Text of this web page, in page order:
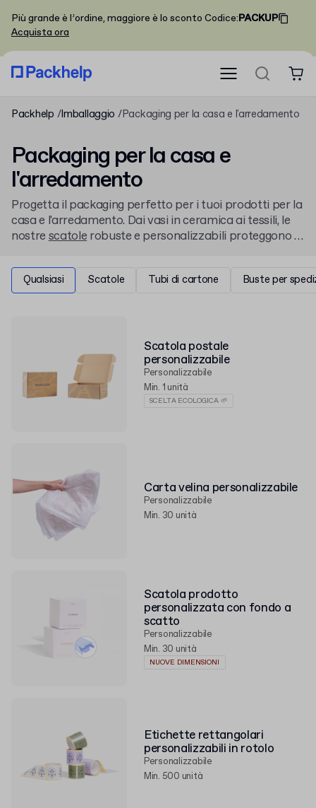
Più grande è l’ordine, maggiore è lo sconto Codice:PACKUP
Acquista ora
Packhelp Imballaggio Packaging per la casa e l'arredamento
Packaging per la casa e
l'arredamento
Progetta il packaging perfetto per i tuoi prodotti per la
casa e l'arredamento. Dai vasi in ceramica ai tessili, le
nostrescatolerobuste e personalizzabili proteggono e
per il tuo brand, a partire da piccoli ordini.
Qualsiasi Scatole Tubi di cartone Buste per
Scatola postale
personalizzabile
Personalizzabile
Min. 1 unità
SCELTA ECOLOGICA 🌱
Carta velina personalizzabile
Personalizzabile
Min. 30 unità
Scatola prodotto
personalizzata con fondo a
scatto
Personalizzabile
Min. 30 unità
NUOVE DIMENSIONI
Etichette rettangolari
personalizzabili in rotolo
Personalizzabile
Min. 500 unità